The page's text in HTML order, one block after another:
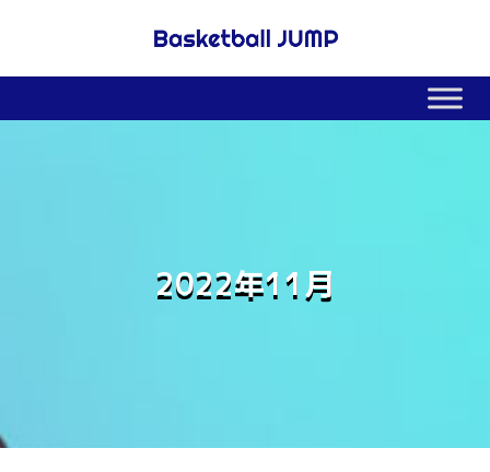
2022年11月